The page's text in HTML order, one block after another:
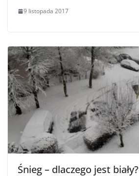
9 listopada 2017
Śnieg – dlaczego jest biały?